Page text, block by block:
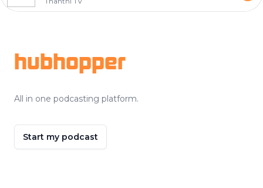
hubhopper
All in one podcasting platform.
Start my podcast